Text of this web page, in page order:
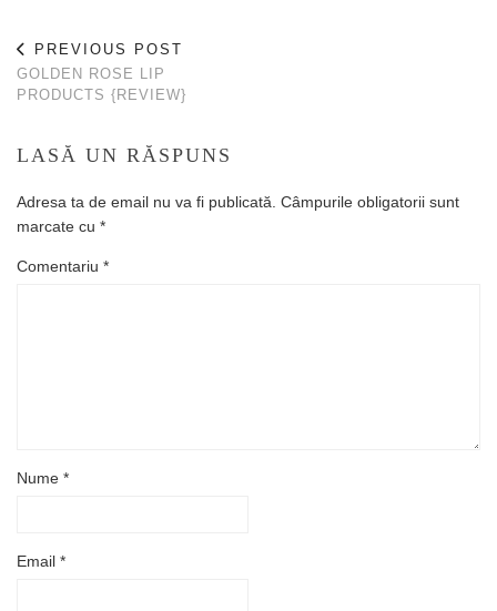
PREVIOUS POST
GOLDEN ROSE LIP
PRODUCTS {REVIEW}
LASĂ UN RĂSPUNS
Adresa ta de email nu va fi publicată. Câmpurile obligatorii sunt
marcate cu *
Comentariu *
Nume *
Email *